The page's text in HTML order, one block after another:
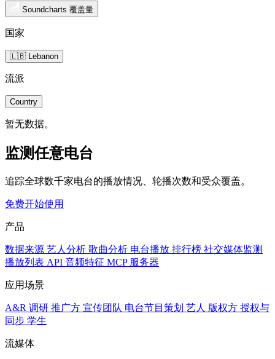
Soundcharts 覆盖量
国家
🇱🇧 Lebanon
流派
Country
暂无数据。
监测任意电台
追踪全球数千家电台的播放情况、轮播次数和受众覆盖。
免费开始使用
产品
数据来源 艺人分析 歌曲分析 电台播放 排行榜 社交媒体监测
播放列表 API 音频特征 MCP 服务器
应用场景
A&R 调研 推广方 宣传团队 电台节目策划 艺人 版权方 授权与
同步 学生
流媒体